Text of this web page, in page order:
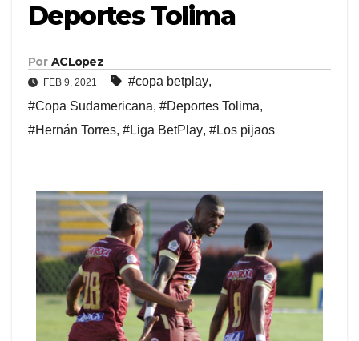
Deportes Tolima
Por ACLopez
FEB 9, 2021 #copa betplay,
#Copa Sudamericana, #Deportes Tolima,
#Hernán Torres, #Liga BetPlay, #Los pijaos